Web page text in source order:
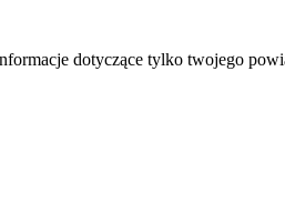
dotyczące tylko twojego